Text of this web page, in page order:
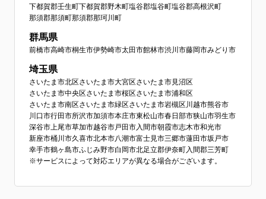
下都賀郡壬生町下都賀郡野木町塩谷郡塩谷町塩谷郡高根沢町
那須郡那須町那須郡那珂川町
群馬県
前橋市高崎市桐生市伊勢崎市太田市館林市渋川市藤岡市みどり市
埼玉県
さいたま市北区さいたま市大宮区さいたま市見沼区
さいたま市中央区さいたま市桜区さいたま市浦和区
さいたま市南区さいたま市緑区さいたま市岩槻区 川越市熊谷市
川口市行田市所沢市加須市本庄市東松山市春日部市狭山市羽生市
深谷市上尾市草加市越谷市戸田市入間市朝霞市志木市和光市
新座市桶川市久喜市北本市八潮市富士見市三郷市蓮田市坂戸市
幸手市鶴ヶ島市ふじみ野市白岡市北足立郡伊奈町入間郡三芳町
※サービスによって対応エリアが異なる場合がございます。